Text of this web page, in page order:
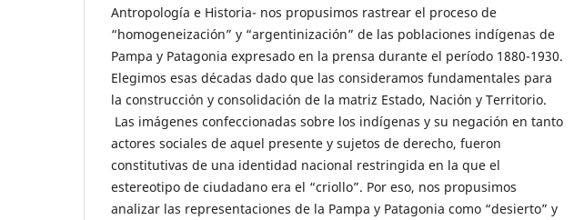
Antropología e Historia- nos propusimos rastrear el proceso de
“homogeneización” y “argentinización” de las poblaciones indígenas de
Pampa y Patagonia expresado en la prensa durante el período 1880-1930.
Elegimos esas décadas dado que las consideramos fundamentales para
la construcción y consolidación de la matriz Estado, Nación y Territorio.
Las imágenes confeccionadas sobre los indígenas y su negación en tanto
actores sociales de aquel presente y sujetos de derecho, fueron
constitutivas de una identidad nacional restringida en la que el
estereotipo de ciudadano era el “criollo”. Por eso, nos propusimos
analizar las representaciones de la Pampa y Patagonia como “desierto” y